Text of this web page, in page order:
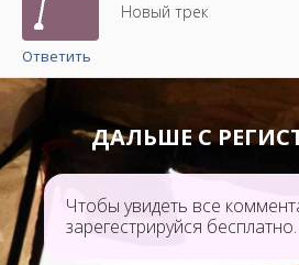
Новый трек
Ответить
ДАЛЬШЕ С
Чтобы увидеть все
зарегестрируйся бесплатно.